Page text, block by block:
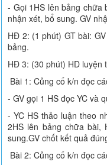
- Gọi 1HS lên bảng chữa
nhận xét, bổ sung. GV
HĐ 2: (1 phút) GT bài:
bảng.
HĐ 3: (30 phút) HD luyện
Bài 1: Củng cố k/n đọc
- GV gọi 1 HS đọc YC và
- YC HS thảo luận theo
2HS lên bảng chữa bài,
sung.GV chốt kết quả
Bài 2: Củng cố k/n đọc